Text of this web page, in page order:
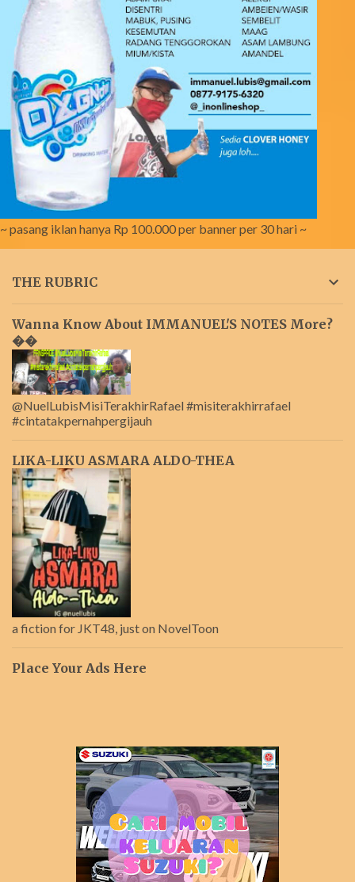
~ pasang iklan hanya Rp 100.000 per banner per 30 hari ~
THE RUBRIC
Wanna Know About IMMANUEL'S NOTES More?
��
@NuelLubisMisiTerakhirRafael #misiterakhirrafael
#cintatakpernahpergijauh
LIKA-LIKU ASMARA ALDO-THEA
a fiction for JKT48, just on NovelToon
Place Your Ads Here